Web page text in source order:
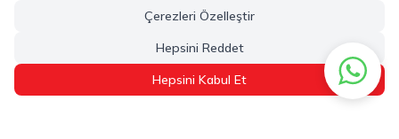
info@mahmoodcoffee.com
Çerezleri Özelleştir
Hepsini Reddet
Hepsini Kabul Et